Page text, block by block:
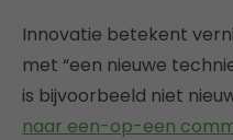
Innovatie betekent
met “een nieuwe
is bijvoorbeeld niet
naar een-op-een